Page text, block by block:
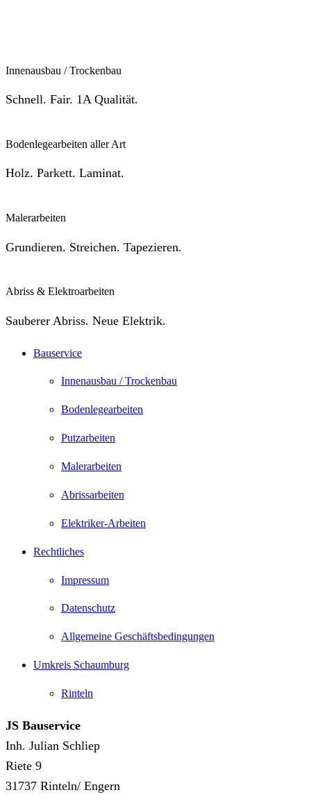
Innenausbau / Trockenbau
Schnell. Fair. 1A Qualität.
Bodenlegearbeiten aller Art
Holz. Parkett. Laminat.
Malerarbeiten
Grundieren. Streichen. Tapezieren.
Abriss & Elektroarbeiten
Sauberer Abriss. Neue Elektrik.
Bauservice
Innenausbau / Trockenbau
Bodenlegearbeiten
Putzarbeiten
Malerarbeiten
Abrissarbeiten
Elektriker-Arbeiten
Rechtliches
Impressum
Datenschutz
Allgemeine Geschäftsbedingungen
Umkreis Schaumburg
Rinteln
JS Bauservice
Inh. Julian Schliep
Riete 9
31737 Rinteln/ Engern